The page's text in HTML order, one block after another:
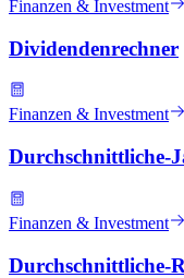
Finanzen & Investment
Dividendenrechner
Finanzen & Investment
Durchschnittliche-
Finanzen & Investment
Durchschnittliche-